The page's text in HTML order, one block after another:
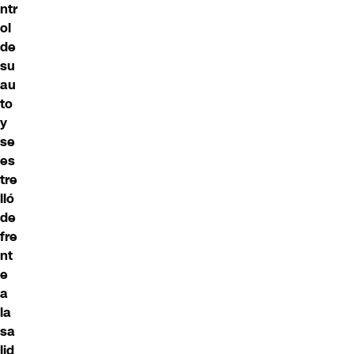
ntr
ol
de
su
au
to
y
se
es
tre
lló
de
fre
nt
e
a
la
sa
lid